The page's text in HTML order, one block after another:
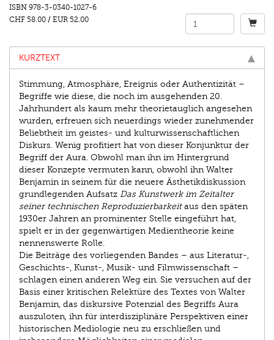
ISBN 978-3-0340-1027-6
CHF 58.00 / EUR 52.00
KURZTEXT
Stimmung, Atmosphäre, Ereignis oder Authentizität –
Begriffe wie diese, die noch im ausgehenden 20.
Jahrhundert als kaum mehr theorietauglich angesehen
wurden, erfreuen sich neuerdings wieder zunehmender
Beliebtheit im geistes- und kulturwissenschaftlichen
Diskurs. Wenig profitiert hat von dieser Konjunktur der
Begriff der Aura. Obwohl man ihn im Hintergrund
dieser Konzepte vermuten kann, obwohl ihn Walter
Benjamin in seinem für die neuere Ästhetikdiskussion
grundlegenden Aufsatz Das Kunstwerk im Zeitalter
seiner technischen Reproduzierbarkeitaus den späten
1930er Jahren an prominenter Stelle eingeführt hat,
spielt er in der gegenwärtigen Medientheorie keine
nennenswerte Rolle.
Die Beiträge des vorliegenden Bandes – aus Literatur-,
Geschichts-, Kunst-, Musik- und Filmwissenschaft –
schlagen einen anderen Weg ein. Sie versuchen auf der
Basis einer kritischen Relektüre des Textes von Walter
Benjamin, das diskursive Potenzial des Begriffs Aura
auszuloten, ihn für interdisziplinäre Perspektiven einer
historischen Mediologie neu zu erschließen und